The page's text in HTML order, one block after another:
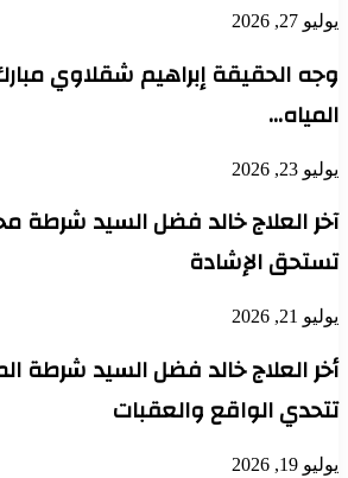
يوليو 27, 2026
وجه الحقيقة إبراهيم شقلاوي
المياه…
يوليو 23, 2026
آخر العلاج خالد فضل السيد شرطة
تستحق الإشادة
يوليو 21, 2026
أخر العلاج خالد فضل السيد شرطة
تتحدي الواقع والعقبات
يوليو 19, 2026